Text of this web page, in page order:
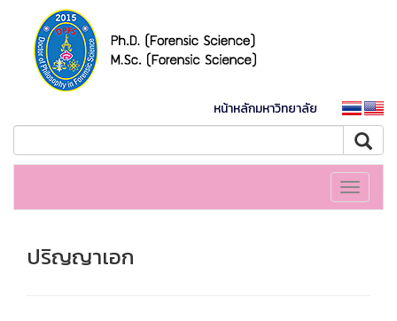
หน้าหลักมหาวิทยาลัย
Toggle
ปริญญาเอก